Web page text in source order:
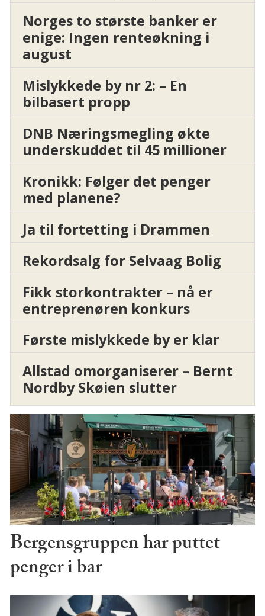
Norges to største banker er
enige: Ingen renteøkning i
august
Mislykkede by nr 2: – En
bilbasert propp
DNB Næringsmegling økte
underskuddet til 45 millioner
Kronikk: Følger det penger
med planene?
Ja til fortetting i Drammen
Rekordsalg for Selvaag Bolig
Fikk storkontrakter – nå er
entreprenøren konkurs
Første mislykkede by er klar
Allstad omorganiserer – Bernt
Nordby Skøien slutter
Bergensgruppen har puttet
penger i bar